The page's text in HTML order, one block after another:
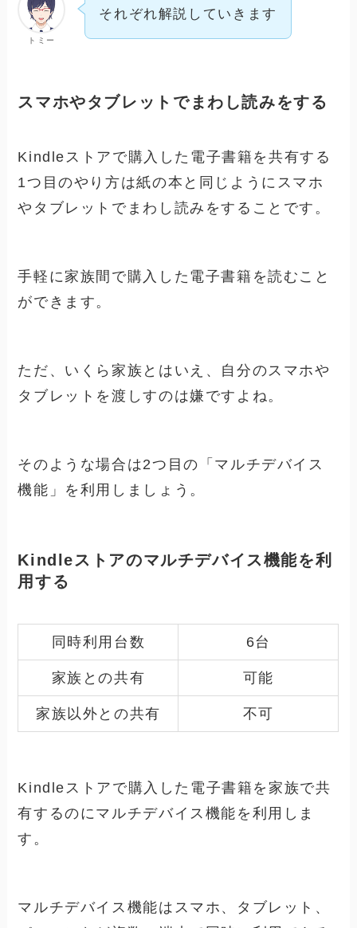
トミー
それぞれ解説していきます
スマホやタブレットでまわし読みをする
Kindleストアで購入した電子書籍を共有する
1つ目のやり方は紙の本と同じようにスマホ
やタブレットでまわし読みをすることです。
手軽に家族間で購入した電子書籍を読むこと
ができます。
ただ、いくら家族とはいえ、自分のスマホや
タブレットを渡しすのは嫌ですよね。
そのような場合は2つ目の「マルチデバイス
機能」を利用しましょう。
Kindleストアのマルチデバイス機能を利
用する
同時利用台数 6台
家族との共有 可能
家族以外との共有 不可
Kindleストアで購入した電子書籍を家族で共
有するのにマルチデバイス機能を利用しま
す。
マルチデバイス機能はスマホ、タブレット、